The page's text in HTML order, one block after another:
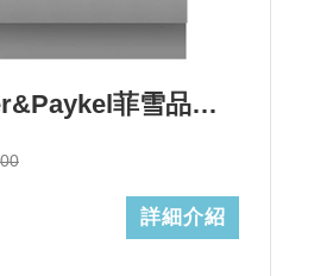
Fisher&Paykel菲雪品克雙層不鏽鋼洗碗機(14人份)型號:DD60DCHX9+基本安裝 (加Line ID:@ye888)結帳折$6800
詳細介紹